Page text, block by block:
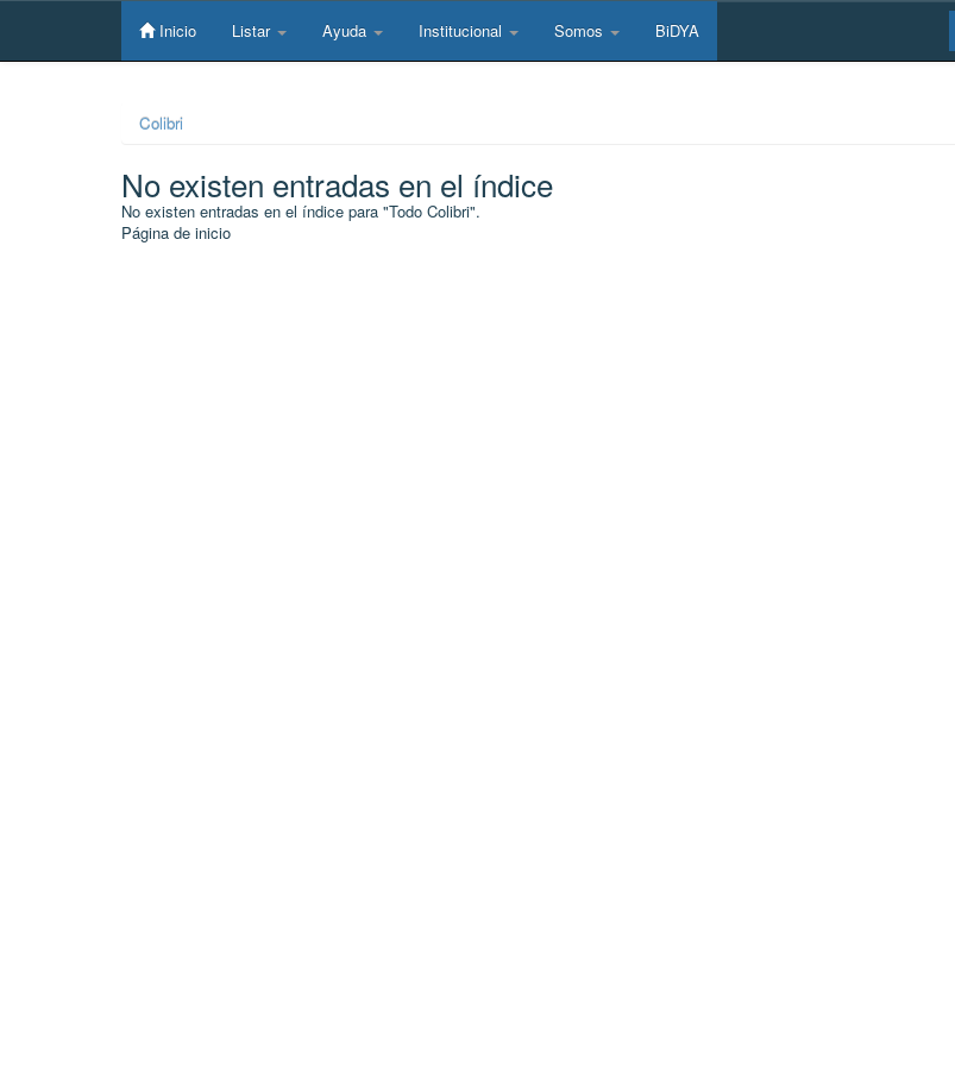
Skip
Inicio Listar Ayuda Institucional Somos BiDYA
Colibri
No existen entradas en el índice
No existen entradas en el índice para "Todo Colibri".
Página de inicio